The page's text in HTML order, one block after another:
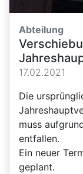
Abteilung
17.02.2021
Die
muss
entfallen.
Ein neuer
geplant.